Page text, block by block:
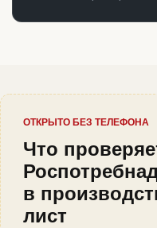
ОТКРЫТО БЕЗ ТЕЛЕФОНА
Что
в
лист